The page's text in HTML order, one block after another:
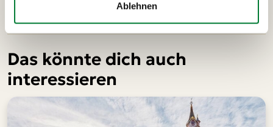
Ablehnen
Das könnte dich auch
interessieren